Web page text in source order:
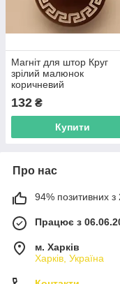
Магніт для штор Круг
зрілий малюнок
коричневий
132 ₴
Купити
Про нас
94% позитивних з
Працює з
м. Харків
Харків, Україна